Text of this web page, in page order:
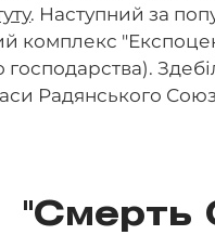
. Наступний за
комплекс
Радянського
"Смерть